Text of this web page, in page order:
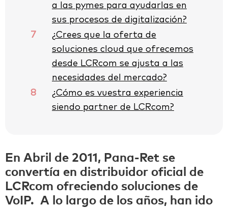
a las pymes para ayudarlas en
sus procesos de digitalización?
7
¿Crees que la oferta de
soluciones cloud que ofrecemos
desde LCRcom se ajusta a las
necesidades del mercado?
8
¿Cómo es vuestra experiencia
siendo partner de LCRcom?
En Abril de 2011, Pana-Ret se
convertía en distribuidor oficial de
LCRcom ofreciendo soluciones de
VoIP. A lo largo de los años, han ido